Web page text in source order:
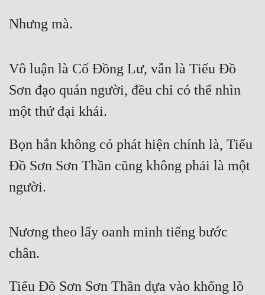
Nhưng mà.
Vô luận là Cố Đồng Lư, vẫn là Tiếu Đồ
Sơn đạo quán người, đều chỉ có thể nhìn
một thứ đại khái.
Bọn hắn không có phát hiện chính là, Tiểu
Đồ Sơn Sơn Thần cũng không phải là một
người.
Nương theo lấy oanh minh tiếng bước
chân.
Tiểu Đồ Sơn Sơn Thần dựa vào khổng lồ